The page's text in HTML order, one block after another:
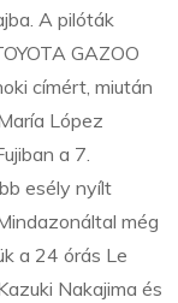
A pilóták
GAZOO
címért, miután
López
a 7.
esély nyílt
még
a 24 órás Le
Nakajima és